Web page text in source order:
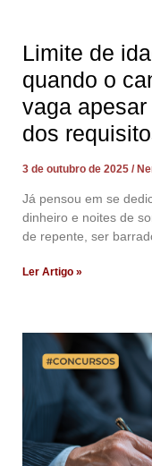
Limite de
quando o
vaga
dos
3 de outubro de 2025
Já pensou em se
dinheiro e noites de
de repente, ser
Ler Artigo »